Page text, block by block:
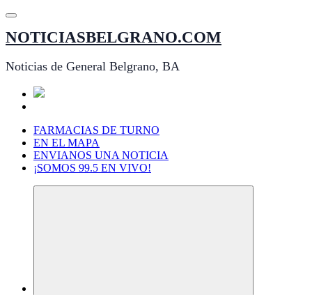
Saltar
contenido
NOTICIASBELGRANO.COM
Noticias de General Belgrano, BA
FARMACIAS DE TURNO
EN EL MAPA
ENVIANOS UNA NOTICIA
¡SOMOS 99.5 EN VIVO!